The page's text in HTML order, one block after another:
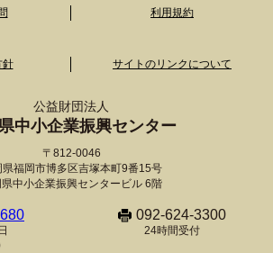
利用規約
針 サイトのリンクについて
公益財団法人
中小企業振興センター
〒812-0046
県福岡市博多区吉塚本町9番15号
中小企業振興センタービル 6階
092-624-3300
24時間受付